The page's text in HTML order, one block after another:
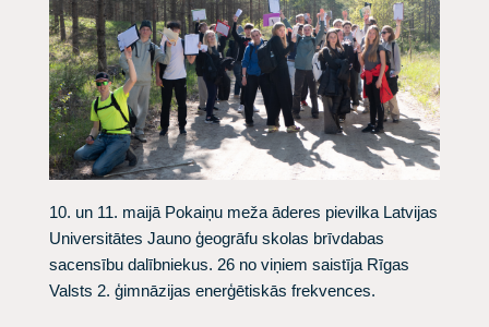
10. un 11. maijā Pokaiņu meža āderes pievilka Latvijas
Universitātes Jauno ģeogrāfu skolas brīvdabas
sacensību dalībniekus. 26 no viņiem saistīja Rīgas
Valsts 2. ģimnāzijas enerģētiskās frekvences.